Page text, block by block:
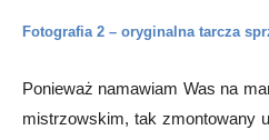
Fotografia 2 – oryginalna tarcza
Ponieważ namawiam Was na
mistrzowskim, tak zmontowany